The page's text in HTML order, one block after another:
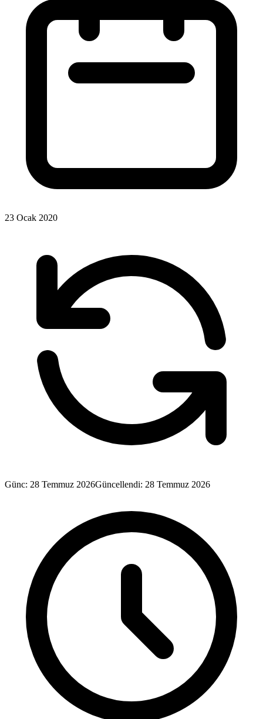
23 Ocak 2020
Günc: 28 Temmuz 2026Güncellendi: 28 Temmuz 2026